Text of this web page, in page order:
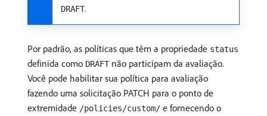
DRAFT.
Por padrão, as políticas que têm a propriedade status
definida como DRAFTnão participam da avaliação.
Você pode habilitar sua política para avaliação
fazendo uma solicitação PATCH para o ponto de
extremidade /policies/custom/ e fornecendo o